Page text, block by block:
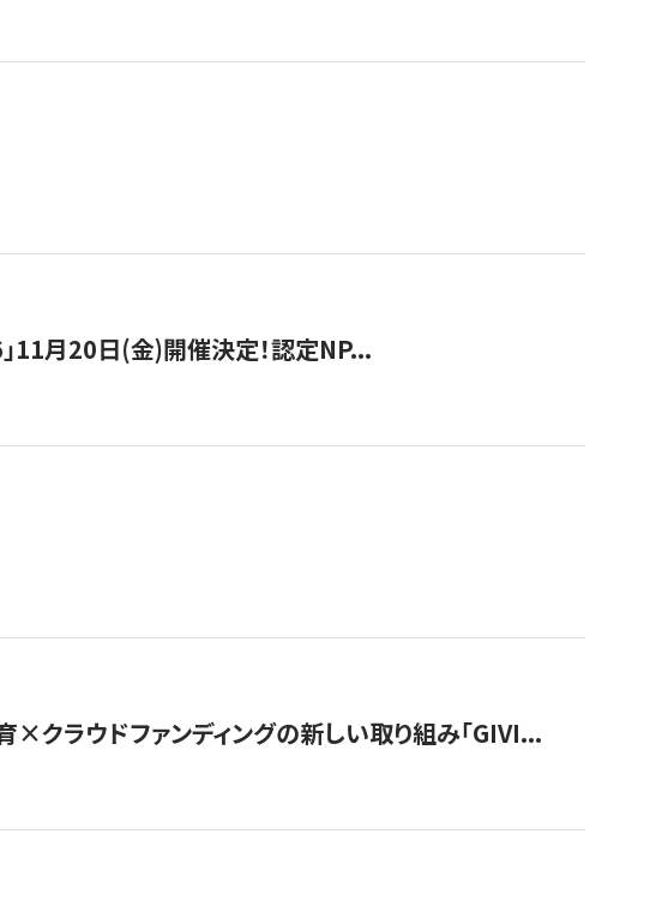
11月20日(金)開催決定！認定NP...
クラウドファンディングの新しい取り組み「GIVI...